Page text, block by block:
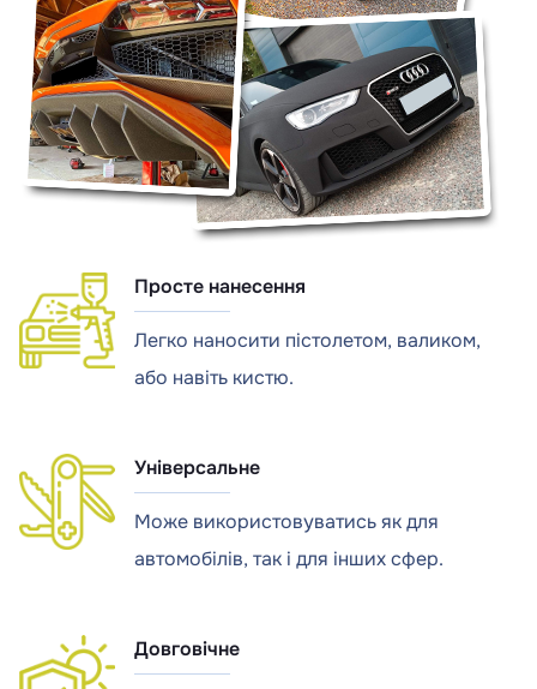
Просте нанесення
Легко наносити пістолетом, валиком,
або навіть кистю.
Універсальне
Може використовуватись як для
автомобілів, так і для інших сфер.
Довговічне